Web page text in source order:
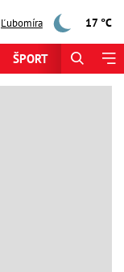
Ľubomíra 17 °C
ŠPORT